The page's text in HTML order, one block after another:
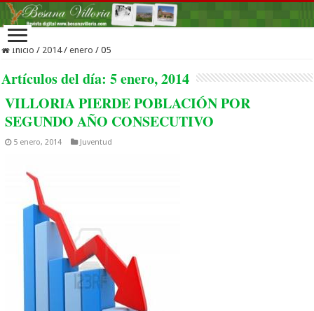
Inicio / 2014 / enero / 05
Artículos del día:5 enero, 2014
VILLORIA PIERDE POBLACIÓN POR
SEGUNDO AÑO CONSECUTIVO
5 enero, 2014 Juventud